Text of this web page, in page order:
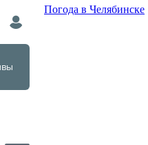
Погода в Челябинске